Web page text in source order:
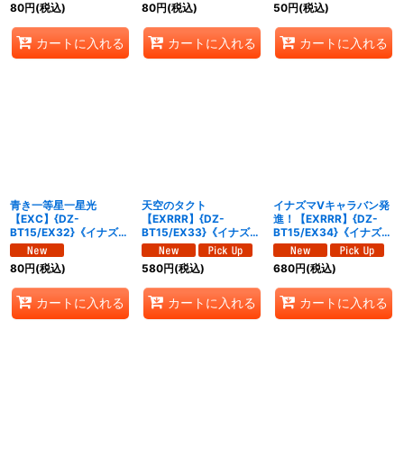
80円(税込)
カートに入れる
80円(税込)
カートに入れる
50円(税込)
カートに入れる
青き一等星一星光
【EXC】{DZ-
BT15/EX32}《イナズマ
イレブン》
80円(税込)
カートに入れる
天空のタクト
【EXRRR】{DZ-
BT15/EX33}《イナズマ
イレブン》
580円(税込)
カートに入れる
イナズマVキャラバン発
進！【EXRRR】{DZ-
BT15/EX34}《イナズマ
イレブン》
680円(税込)
カートに入れる